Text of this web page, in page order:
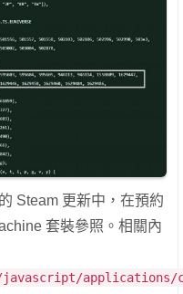
Steam 更新中，在預約
套裝參照。相關內
javascript/applications/